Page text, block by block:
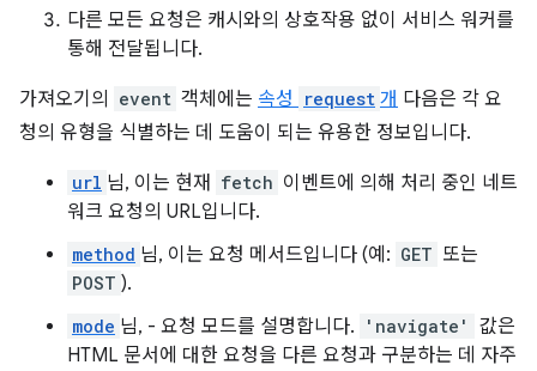
다른 모든 요청은 캐시와의 상호작용 없이 서비스 워커를
통해 전달됩니다.
가져오기의 event 객체에는 속성 request 개 다음은 각 요
청의 유형을 식별하는 데 도움이 되는 유용한 정보입니다.
url 님, 이는 현재 fetch 이벤트에 의해 처리 중인 네트
워크 요청의 URL입니다.
method 님, 이는 요청 메서드입니다 (예: GET 또는
POST ).
mode 님, - 요청 모드를 설명합니다. 'navigate'
값은
HTML 문서에 대한 요청을 다른 요청과 구분하는 데 자주